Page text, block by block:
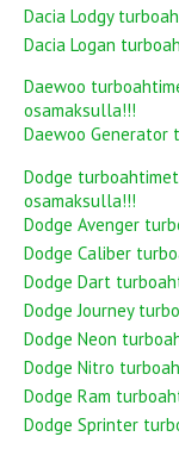
Dacia Lodgy
Dacia Logan
Daewoo
osamaksulla!!!
Daewoo Generator
Dodge
osamaksulla!!!
Dodge Avenger
Dodge Caliber
Dodge Dart
Dodge Journey
Dodge Neon
Dodge Nitro
Dodge Ram
Dodge Sprinter